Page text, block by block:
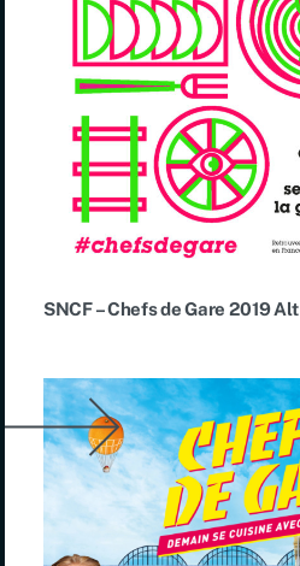
SNCF – Chefs de Gare 2019 Alt